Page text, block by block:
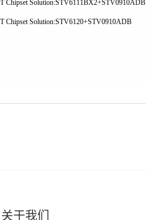
Chipset Solution:STV6111BX2+STV0910ADB
Chipset Solution:STV6120+STV0910ADB
关于我们